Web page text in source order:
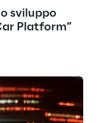
sviluppo
Platform”